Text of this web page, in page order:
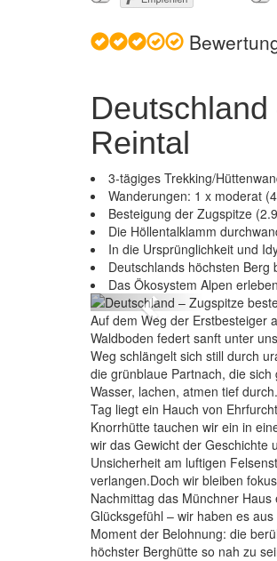
Reintal
3-tägiges Trekking/
Wanderungen: 1 x moderat
Besteigung der Zugspitze
Die Höllentalklamm
In die Ursprünglichkeit und
Deutschlands höchsten Berg
Das Ökosystem Alpen erleben
Deutschland – Zugspitze
Previous
Auf dem Weg der Erstbesteiger
Waldboden federt sanft unter
Weg schlängelt sich still durch
die grünblaue Partnach, die
Wasser, lachen, atmen tief
Tag liegt ein Hauch von
Knorrhütte tauchen wir ein in
wir das Gewicht der Geschichte
Unsicherheit am luftigen
verlangen.Doch wir bleiben
Nachmittag das Münchner
Glücksgefühl – wir haben es
Moment der Belohnung: die
höchster Berghütte so nah zu